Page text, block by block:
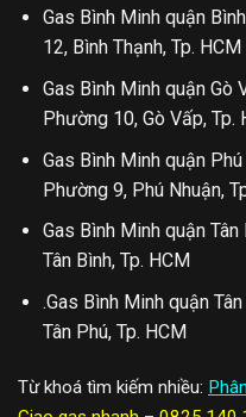
Gas Bình Minh quận
12, Bình Thạnh, Tp. HCM
Gas Bình Minh quận Gò
Phường 10, Gò Vấp, Tp.
Gas Bình Minh quận
Phường 9, Phú Nhuận,
Gas Bình Minh quận
Tân Bình, Tp. HCM
.Gas Bình Minh quận
Tân Phú, Tp. HCM
Từ khoá tìm kiếm nhiều: